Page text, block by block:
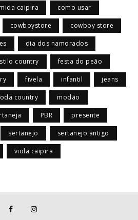
caipira como usar
cowboystore cowboy store
dia dos namorados
country festa do peão
fivela infantil jeans
country modão
PBR presente
sertanejo sertanejo antigo
viola caipira